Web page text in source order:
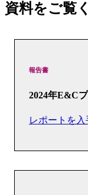
資料をご覧
報告書
2024年E&C
レポートを入